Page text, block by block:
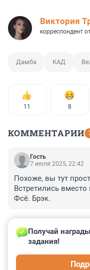
Виктория
корреспондент
Дамба КАД
11 8
КОММЕНТАРИИ
Гость
7 июля 2025, 22:42
Похоже, вы тут
Встретились
Фсё. Брэк.
Гость
5 июля 2025, 12:25
КЗС это
делать на великах,
Получай
задания!